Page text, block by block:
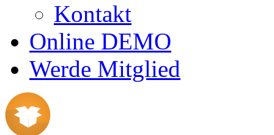
Kontakt
Online DEMO
Werde Mitglied